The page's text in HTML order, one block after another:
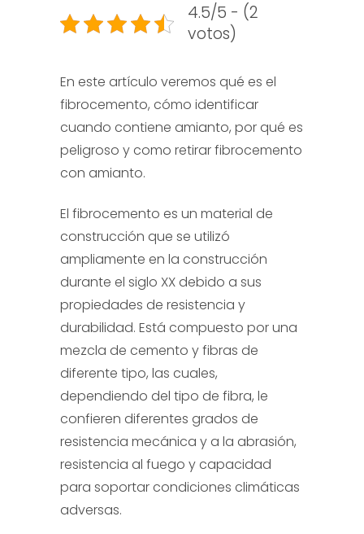
4.5/5 - (2
votos)
En este artículo veremos qué es el
fibrocemento, cómo identificar
cuando contiene amianto, por qué es
peligroso y como retirar fibrocemento
con amianto.
El fibrocemento es un material de
construcción que se utilizó
ampliamente en la construcción
durante el siglo XX debido a sus
propiedades de resistencia y
durabilidad. Está compuesto por una
mezcla de cemento y fibras de
diferente tipo, las cuales,
dependiendo del tipo de fibra, le
confieren diferentes grados de
resistencia mecánica y a la abrasión,
resistencia al fuego y capacidad
para soportar condiciones climáticas
adversas.